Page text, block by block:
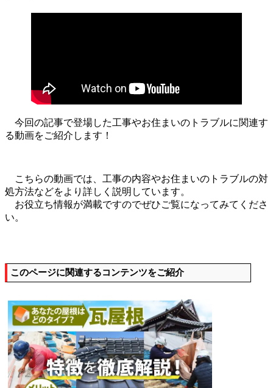
今回の記事で登場した工事やお住まいのトラブルに関連す
る動画をご紹介します！
こちらの動画では、工事の内容やお住まいのトラブルの対
処方法などをより詳しく説明しています。
お役立ち情報が満載ですのでぜひご覧になってみてくださ
い。
このページに関連するコンテンツをご紹介